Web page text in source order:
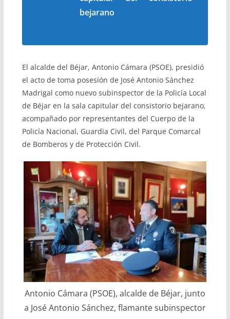
bejarano
El alcalde del Béjar, Antonio Cámara (PSOE), presidió
el acto de toma posesión de José Antonio Sánchez
Madrigal como nuevo subinspector de la Policía Local
de Béjar en la sala capitular del consistorio bejarano,
acompañado por representantes del Cuerpo de la
Policía Nacional, Guardia Civil, del Parque Comarcal
de Bomberos y de Protección Civil.
Antonio Cámara (PSOE), alcalde de Béjar, junto
a José Antonio Sánchez, flamante subinspector